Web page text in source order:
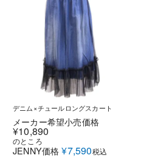
デニム×チュールロングスカート
メーカー希望小売価格
¥10,890
のところ
JENNY価格 ¥7,590税込